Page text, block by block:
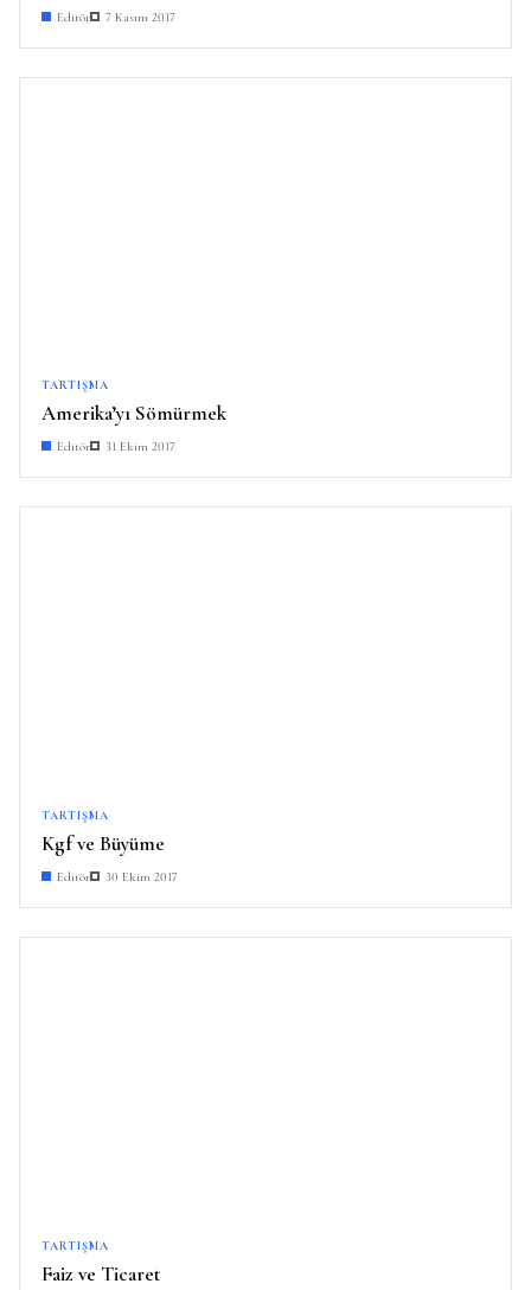
Editör 7 Kasım 2017
TARTIŞMA
Amerika’yı Sömürmek
Editör 31 Ekim 2017
TARTIŞMA
Kgf ve Büyüme
Editör 30 Ekim 2017
TARTIŞMA
Faiz ve Ticaret